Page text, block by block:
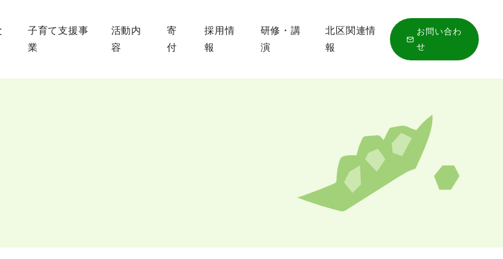
子育て支援事
業
活動内
容
寄
付
採用情
報
研修・講
演
北区関連情
報
お問い合わ
せ